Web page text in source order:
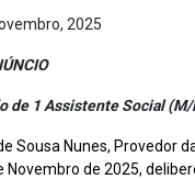
2025
de 1 Assistente Social (M/
Nunes, Provedor da
Novembro de 2025,